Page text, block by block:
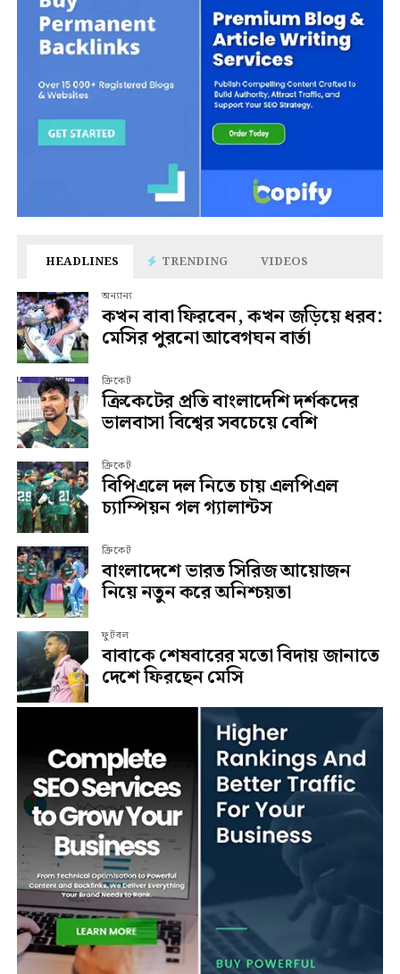
HEADLINES TRENDING VIDEOS
অন্যান্য
কখন বাবা ফিরবেন, কখন জড়িয়ে ধরব:
মেসির পুরনো আবেগঘন বার্তা
ক্রিকেট
ক্রিকেটের প্রতি বাংলাদেশি দর্শকদের
ভালবাসা বিশ্বের সবচেয়ে বেশি
ক্রিকেট
বিপিএলে দল নিতে চায় এলপিএল
চ্যাম্পিয়ন গল গ্যালান্টস
ক্রিকেট
বাংলাদেশে ভারত সিরিজ আয়োজন
নিয়ে নতুন করে অনিশ্চয়তা
ফুটবল
বাবাকে শেষবারের মতো বিদায় জানাতে
দেশে ফিরছেন মেসি